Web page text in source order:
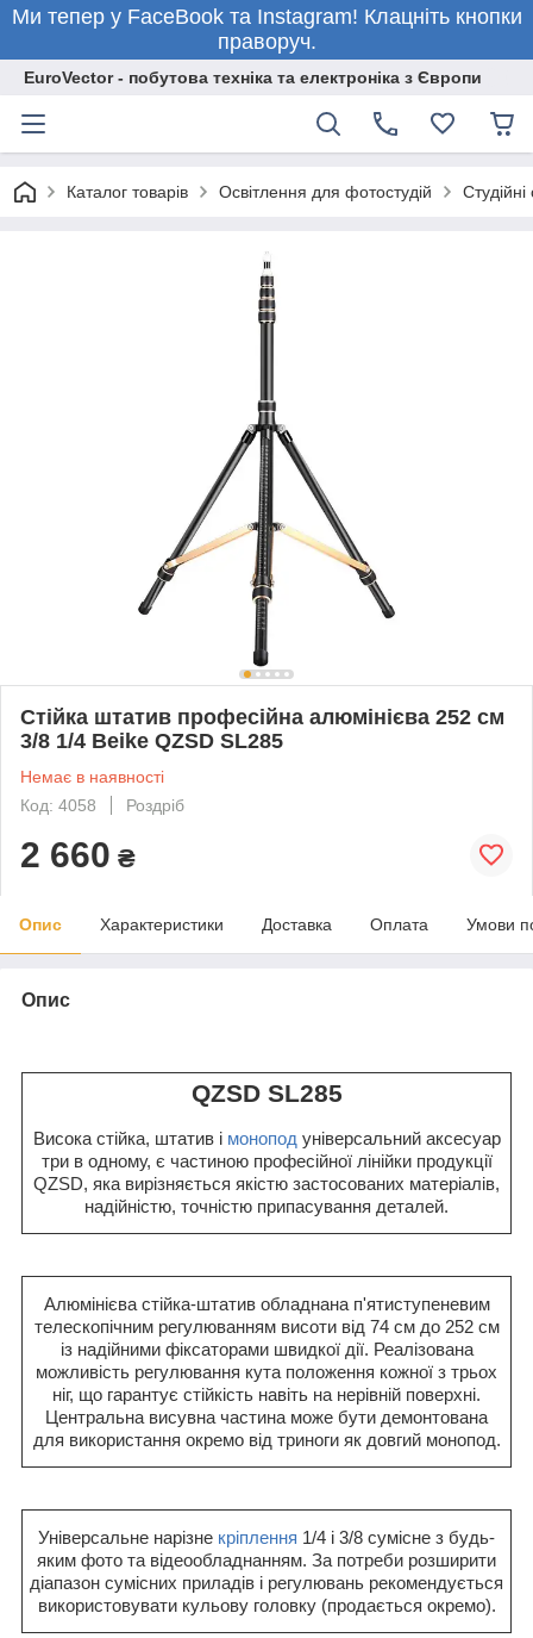
Ми тепер у FaceBook та Instagram! Клацніть кнопки
праворуч.
EuroVector - побутова техніка та електроніка з Європи
Каталог товарів Освітлення для фотостудій Студійні
Стійка штатив професійна алюмінієва 252 см
3/8 1/4 Beike QZSD SL285
Немає в наявності
Код: 4058
Роздріб
2 660 ₴
Опис Характеристики Доставка Оплата Умови
Опис
QZSD SL285
Висока стійка, штатив і монопод універсальний аксесуар
три в одному, є частиною професійної лінійки продукції
QZSD, яка вирізняється якістю застосованих матеріалів,
надійністю, точністю припасування деталей.
Алюмінієва стійка-штатив обладнана п'ятиступеневим
телескопічним регулюванням висоти від 74 см до 252 см
із надійними фіксаторами швидкої дії. Реалізована
можливість регулювання кута положення кожної з трьох
ніг, що гарантує стійкість навіть на нерівній поверхні.
Центральна висувна частина може бути демонтована
для використання окремо від триноги як довгий монопод.
Універсальне нарізне кріплення 1/4 і 3/8 сумісне з будь-
яким фото та відеообладнанням. За потреби розширити
діапазон сумісних приладів і регулювань рекомендується
використовувати кульову головку (продається окремо).